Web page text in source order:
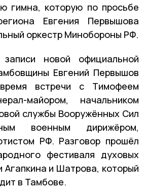
гимна, которую по просьбе
Евгения Первышова
оркестр Минобороны РФ.
новой официальной
Евгений Первышов
встречи с Тимофеем
майором, начальником
службы Вооружённых Сил
военным дирижёром,
РФ. Разговор прошёл
фестиваля духовых
Агапкина и Шатрова, который
в Тамбове.